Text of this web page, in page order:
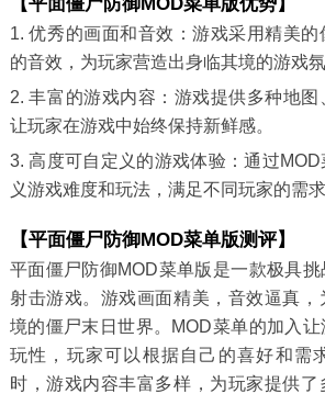
1. 优秀的画面和音效：游戏采用精美
的音效，为玩家营造出身临其境的游戏氛
2. 丰富的游戏内容：游戏提供多种地图
让玩家在游戏中始终保持新鲜感。
3. 高度可自定义的游戏体验：通过
义游戏难度和玩法，满足不同玩家的需求
【平面僵尸防御MOD菜单版测评】
平面僵尸防御MOD菜单版是一款极具
射击游戏。游戏画面精美，音效逼真
境的僵尸末日世界。MOD菜单的加入
玩性，玩家可以根据自己的喜好和需
时，游戏内容丰富多样，为玩家提供